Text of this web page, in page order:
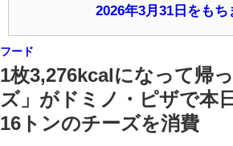
2026年3月31日をも
フード
1枚3,276kcalになって帰
ズ」がドミノ・ピザで本
16トンのチーズを消費